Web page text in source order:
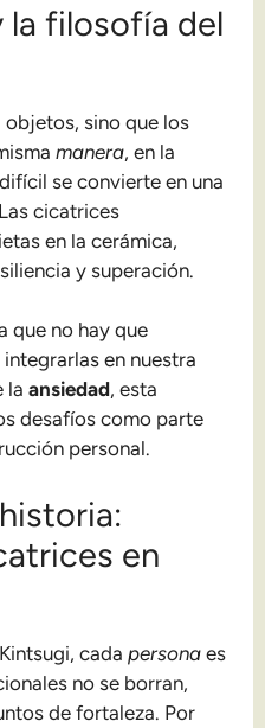
la filosofía del
objetos, sino que los
manera, en la
se convierte en una
cicatrices
en la cerámica,
y superación.
que no hay que
en nuestra
laansiedad, esta
desafíos como parte
personal.
en
cadapersona es
no se borran,
de fortaleza. Por